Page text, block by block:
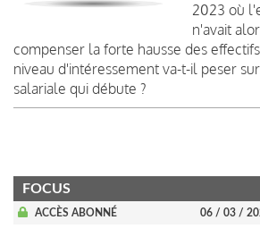
2023 où
n'avait
compenser la forte hausse des
niveau d'intéressement va-t-il peser
salariale qui débute ?
FOCUS
ACCÈS ABONNÉ 06 / 03 /